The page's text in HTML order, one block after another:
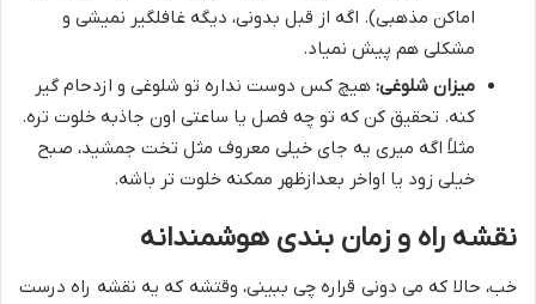
اماکن مذهبی). اگه از قبل بدونی، دیگه غافلگیر نمیشی و
مشکلی هم پیش نمیاد.
میزان شلوغی: هیچ کس دوست نداره تو شلوغی و ازدحام گیر
کنه. تحقیق کن که تو چه فصل یا ساعتی اون جاذبه خلوت تره.
مثلاً اگه میری یه جای خیلی معروف مثل تخت جمشید، صبح
خیلی زود یا اواخر بعدازظهر ممکنه خلوت تر باشه.
نقشه راه و زمان بندی هوشمندانه
خب، حالا که می دونی قراره چی ببینی، وقتشه که یه نقشه راه درست